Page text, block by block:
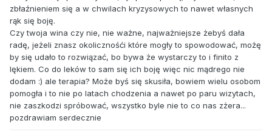
zbłaźnieniem się a w chwilach kryzysowych to nawet własnych
rąk się boję.
Czy twoja wina czy nie, nie ważne, najważniejsze żebyś dała
radę, jeżeli znasz okolicznośći które mogły to spowodować, możę
by się udało to rozwiązać, bo bywa że wystarczy to i finito z
lękiem. Co do leków to sam się ich boję więc nic mądrego nie
dodam :) ale terapia? Może byś się skusiła, bowiem wielu osobom
pomogła i to nie po latach chodzenia a nawet po paru wizytach,
nie zaszkodzi spróbować, wszystko byle nie to co nas zżera...
pozdrawiam serdecznie